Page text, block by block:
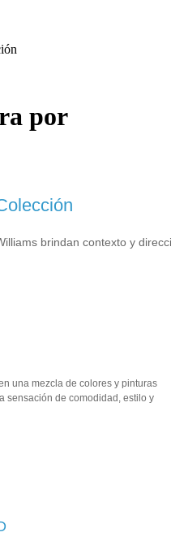
por
brindan contexto y
una mezcla de colores y pinturas
sensación de comodidad, estilo y